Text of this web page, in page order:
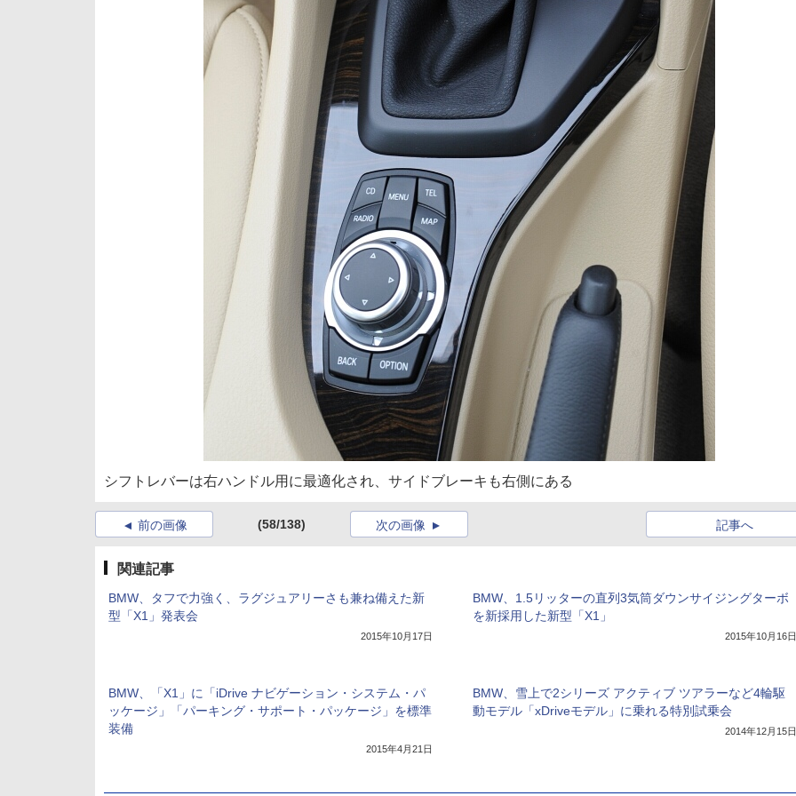
シフトレバーは右ハンドル用に最適化され、サイドブレーキも右側にある
前の画像 (58/138) 記事へ
次の画像
関連記事
BMW、タフで力強く、ラグジュアリーさも兼ね備えた新
型「X1」発表会
2015年10月17日
BMW、1.5リッターの直列3気筒ダウンサイジングターボ
を新採用した新型「X1」
2015年10月16日
BMW、「X1」に「iDrive ナビゲーション・システム・パ
ッケージ」「パーキング・サポート・パッケージ」を標準
装備
2015年4月21日
BMW、雪上で2シリーズ アクティブ ツアラーなど4輪駆
動モデル「xDriveモデル」に乗れる特別試乗会
2014年12月15日